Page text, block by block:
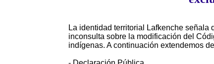
La identidad territorial Lafkenche
inconsulta sobre la modificación del
indígenas. A continuación extendemos